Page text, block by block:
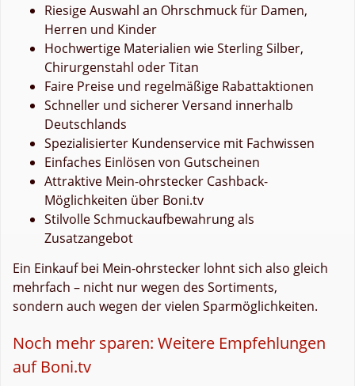
Riesige Auswahl an Ohrschmuck für Damen,
Herren und Kinder
Hochwertige Materialien wie Sterling Silber,
Chirurgenstahl oder Titan
Faire Preise und regelmäßige Rabattaktionen
Schneller und sicherer Versand innerhalb
Deutschlands
Spezialisierter Kundenservice mit Fachwissen
Einfaches Einlösen von Gutscheinen
Attraktive Mein-ohrstecker Cashback-
Möglichkeiten über Boni.tv
Stilvolle Schmuckaufbewahrung als
Zusatzangebot
Ein Einkauf bei Mein-ohrstecker lohnt sich also gleich
mehrfach – nicht nur wegen des Sortiments,
sondern auch wegen der vielen Sparmöglichkeiten.
Noch mehr sparen: Weitere Empfehlungen
auf Boni.tv